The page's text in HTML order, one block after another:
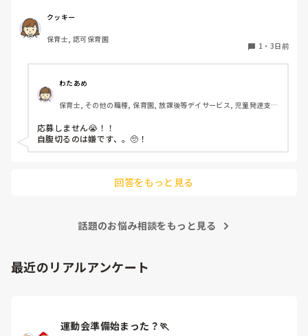
私としてはなかなか大きい金額なので、この時点で応募を迷
っているのですが、皆さんならどうしますか？
クッキー
保育士, 認可保育園
1 ・ 3日前
わたあめ
保育士, その他の職種, 保育園, 放課後等デイサービス, 児童発達支援
応募しません😭！！
自腹切るのは嫌です、。🥺！
回答をもっと見る
話題のお悩み相談をもっと見る
最近のリアルアンケート
運動会準備始まった？🏃